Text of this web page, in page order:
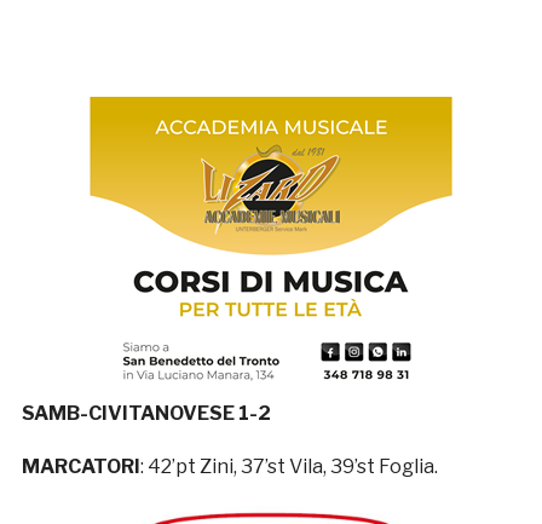
SAMB-CIVITANOVESE 1-2
MARCATORI : 42’pt Zini, 37’st Vila, 39’st Foglia.